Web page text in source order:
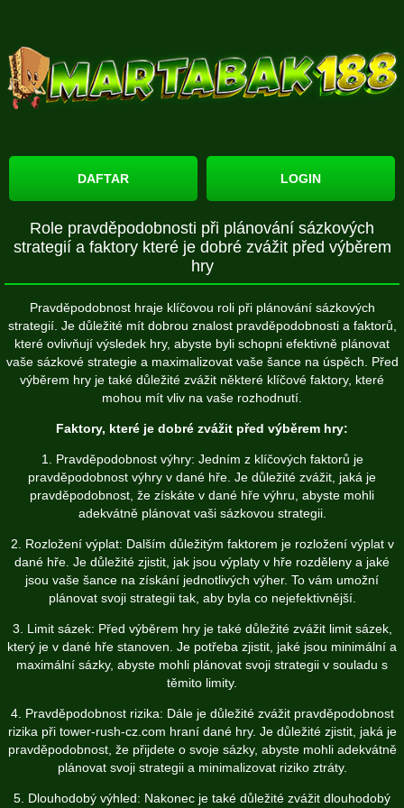
DAFTAR LOGIN
Role pravděpodobnosti při plánování sázkových
strategií a faktory které je dobré zvážit před výběrem
hry
Pravděpodobnost hraje klíčovou roli při plánování sázkových
strategií. Je důležité mít dobrou znalost pravděpodobnosti a faktorů,
které ovlivňují výsledek hry, abyste byli schopni efektivně plánovat
vaše sázkové strategie a maximalizovat vaše šance na úspěch. Před
výběrem hry je také důležité zvážit některé klíčové faktory, které
mohou mít vliv na vaše rozhodnutí.
Faktory, které je dobré zvážit před výběrem hry:
1. Pravděpodobnost výhry: Jedním z klíčových faktorů je
pravděpodobnost výhry v dané hře. Je důležité zvážit, jaká je
pravděpodobnost, že získáte v dané hře výhru, abyste mohli
adekvátně plánovat vaši sázkovou strategii.
2. Rozložení výplat: Dalším důležitým faktorem je rozložení výplat v
dané hře. Je důležité zjistit, jak jsou výplaty v hře rozděleny a jaké
jsou vaše šance na získání jednotlivých výher. To vám umožní
plánovat svoji strategii tak, aby byla co nejefektivnější.
3. Limit sázek: Před výběrem hry je také důležité zvážit limit sázek,
který je v dané hře stanoven. Je potřeba zjistit, jaké jsou minimální a
maximální sázky, abyste mohli plánovat svoji strategii v souladu s
těmito limity.
4. Pravděpodobnost rizika: Dále je důležité zvážit pravděpodobnost
rizika při tower-rush-cz.com hraní dané hry. Je důležité zjistit, jaká je
pravděpodobnost, že přijdete o svoje sázky, abyste mohli adekvátně
plánovat svoji strategii a minimalizovat riziko ztráty.
5. Dlouhodobý výhled: Nakonec je také důležité zvážit dlouhodobý